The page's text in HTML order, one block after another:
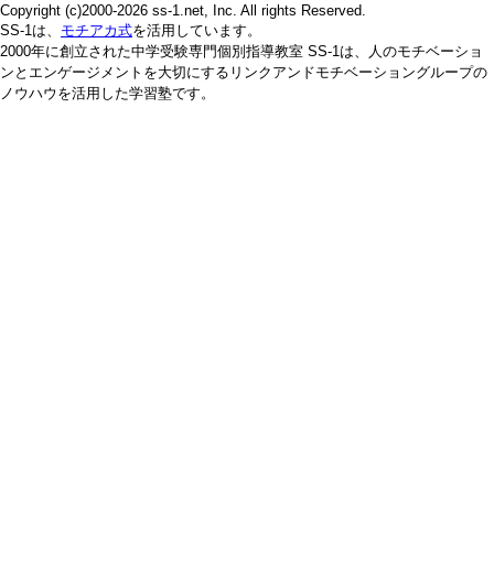
Copyright (c)2000-2026 ss-1.net, Inc. All rights Reserved.
SS-1は、 モチアカ式を活用しています。
2000年に創立された中学受験専門個別指導教室 SS-1は、人のモチベーショ
ンとエンゲージメントを大切にするリンクアンドモチベーショングループの
ノウハウを活用した学習塾です。